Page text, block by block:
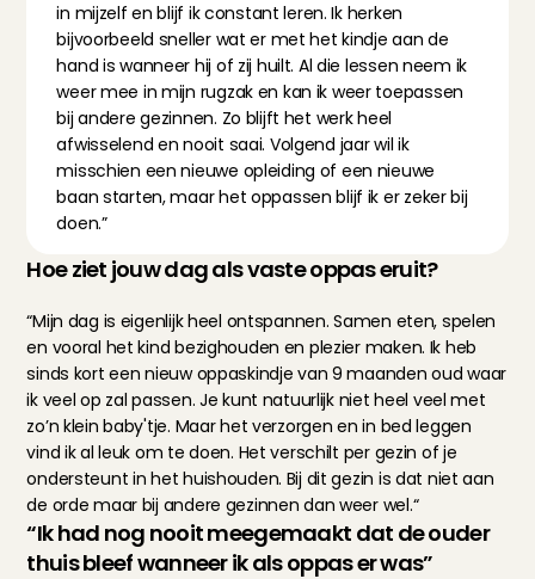
in mijzelf en blijf ik constant leren. Ik herken
bijvoorbeeld sneller wat er met het kindje aan de
hand is wanneer hij of zij huilt. Al die lessen neem ik
weer mee in mijn rugzak en kan ik weer toepassen
bij andere gezinnen. Zo blijft het werk heel
afwisselend en nooit saai. Volgend jaar wil ik
misschien een nieuwe opleiding of een nieuwe
baan starten, maar het oppassen blijf ik er zeker bij
doen.”
Hoe ziet jouw dag als vaste oppas eruit?
“Mijn dag is eigenlijk heel ontspannen. Samen eten, spelen
en vooral het kind bezighouden en plezier maken. Ik heb
sinds kort een nieuw oppaskindje van 9 maanden oud waar
ik veel op zal passen. Je kunt natuurlijk niet heel veel met
zo’n klein baby'tje. Maar het verzorgen en in bed leggen
vind ik al leuk om te doen. Het verschilt per gezin of je
ondersteunt in het huishouden. Bij dit gezin is dat niet aan
de orde maar bij andere gezinnen dan weer wel.“
“Ik had nog nooit meegemaakt dat de ouder
thuis bleef wanneer ik als oppas er was”